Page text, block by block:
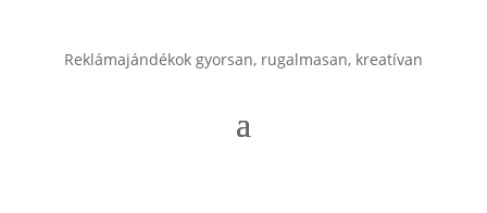
Reklámajándékok gyorsan, rugalmasan, kreatívan